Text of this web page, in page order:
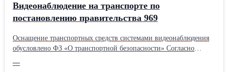
Видеонаблюдение на транспорте по
постановлению правительства 969
Оснащение транспортных средств системами видеонаблюдения
обусловлено ФЗ «О транспортной безопасности» Согласно
—